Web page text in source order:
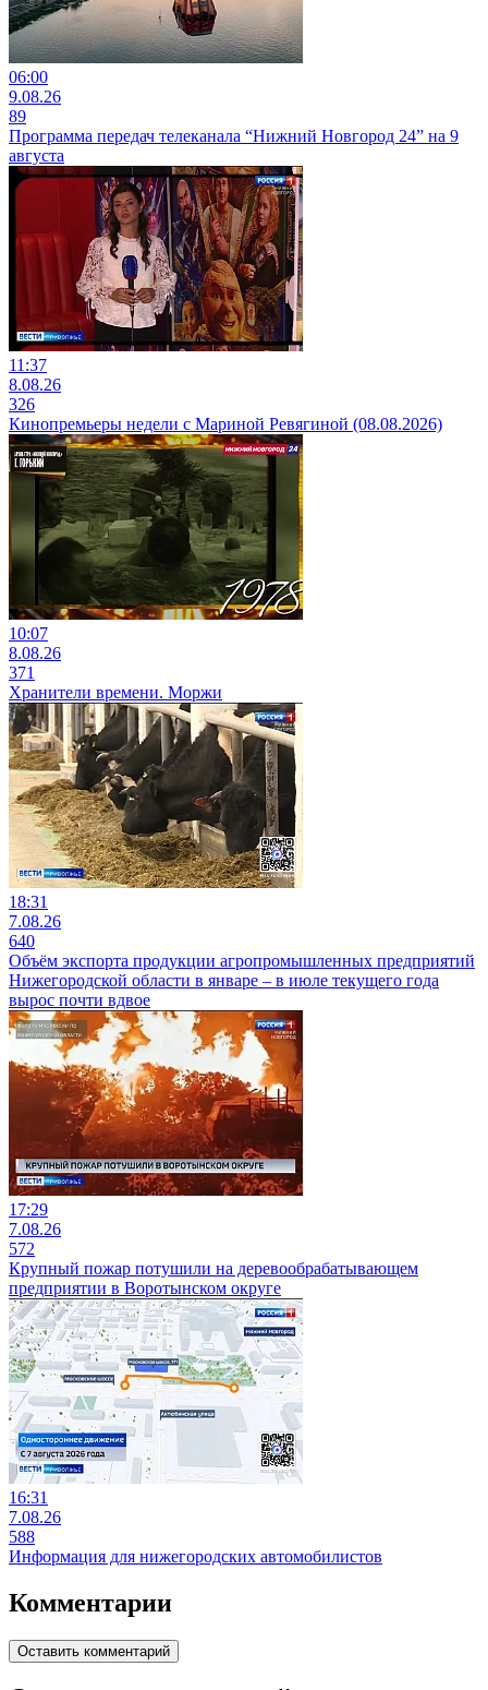
06:00
9.08.26
89
Программа передач телеканала “Нижний Новгород 24” на 9
августа
11:37
8.08.26
326
Кинопремьеры недели с Мариной Ревягиной (08.08.2026)
10:07
8.08.26
371
Хранители времени. Моржи
18:31
7.08.26
640
Объём экспорта продукции агропромышленных предприятий
Нижегородской области в январе – в июле текущего года
вырос почти вдвое
17:29
7.08.26
572
Крупный пожар потушили на деревообрабатывающем
предприятии в Воротынском округе
16:31
7.08.26
588
Информация для нижегородских автомобилистов
Комментарии
Оставить комментарий